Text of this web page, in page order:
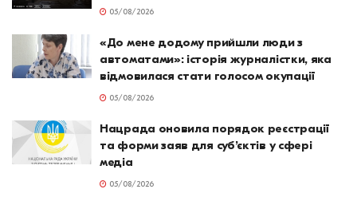
05/08/2026
«До мене додому прийшли люди з
автоматами»: історія журналістки, яка
відмовилася стати голосом окупації
05/08/2026
Нацрада оновила порядок реєстрації
та форми заяв для суб’єктів у сфері
медіа
05/08/2026